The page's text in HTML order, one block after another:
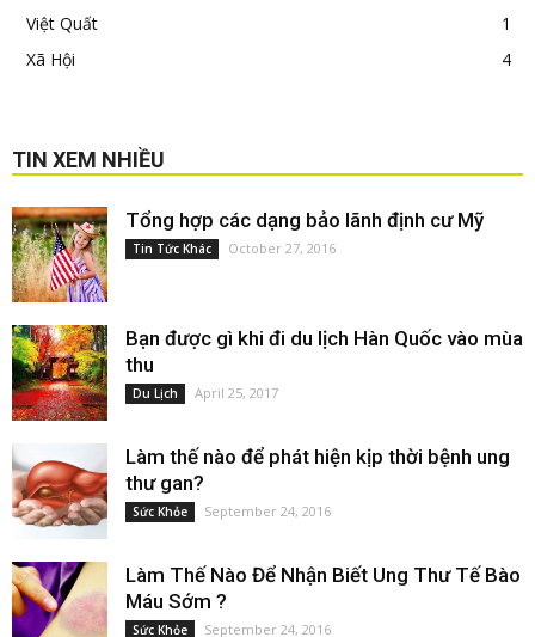
Việt Quất
1
Xã Hội
4
TIN XEM NHIỀU
Tổng hợp các dạng bảo lãnh định cư Mỹ
Tin Tức Khác October 27, 2016
Bạn được gì khi đi du lịch Hàn Quốc vào mùa
thu
Du Lịch April 25, 2017
Làm thế nào để phát hiện kịp thời bệnh ung
thư gan?
Sức Khỏe September 24, 2016
Làm Thế Nào Để Nhận Biết Ung Thư Tế Bào
Máu Sớm ?
Sức Khỏe September 24, 2016